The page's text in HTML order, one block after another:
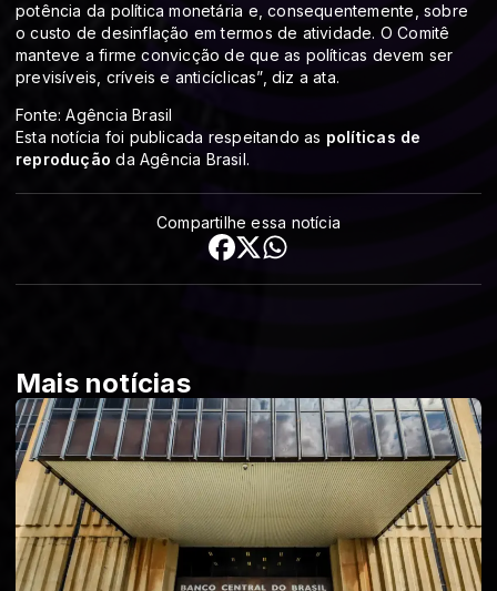
potência da política monetária e, consequentemente, sobre
o custo de desinflação em termos de atividade. O Comitê
manteve a firme convicção de que as políticas devem ser
previsíveis, críveis e anticíclicas”, diz a ata.
Fonte: Agência Brasil
Esta notícia foi publicada respeitando as políticas de
reprodução da Agência Brasil.
Compartilhe essa notícia
Mais notícias